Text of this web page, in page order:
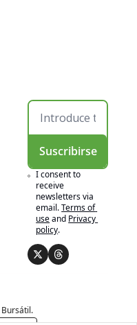
Suscribirse
I consent to
receive
newsletters via
email.Terms of
useand Privacy
policy.